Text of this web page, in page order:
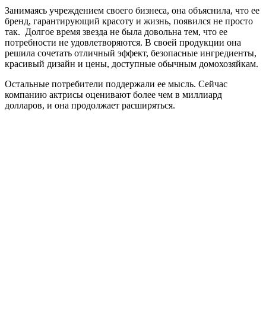
Занимаясь учреждением своего бизнеса, она объяснила, что ее
бренд, гарантирующий красоту и жизнь, появился не просто
так. Долгое время звезда не была довольна тем, что ее
потребности не удовлетворяются. В своей продукции она
решила сочетать отличный эффект, безопасные ингредиенты,
красивый дизайн и цены, доступные обычным домохозяйкам.
Остальные потребители поддержали ее мысль. Сейчас
компанию актрисы оценивают более чем в миллиард
долларов, и она продолжает расширяться.